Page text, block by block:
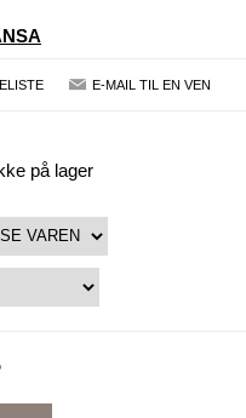
E-MAIL TIL EN VEN
på lager